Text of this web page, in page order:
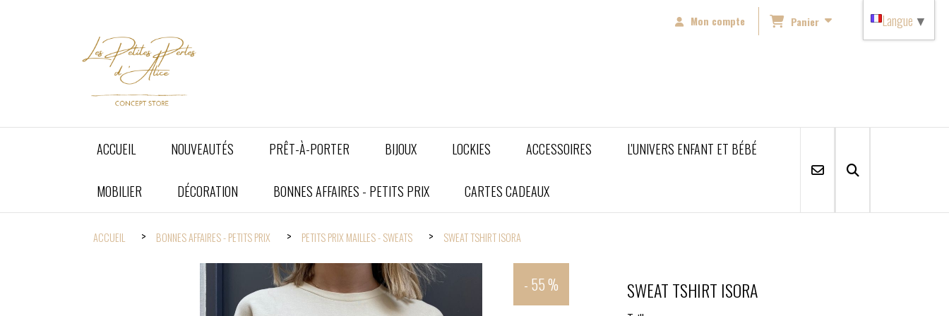
Mon compte Panier
ACCUEIL NOUVEAUTÉS PRÊT-À-PORTER BIJOUX LOCKIES ACCESSOIRES L'UNIVERS ENFANT ET BÉBÉ
MOBILIER DÉCORATION BONNES AFFAIRES - PETITS PRIX CARTES CADEAUX
ACCUEIL BONNES AFFAIRES - PETITS PRIX PETITS PRIX MAILLES - SWEATS SWEAT TSHIRT ISORA
- 55 % SWEAT TSHIRT ISORA
Langue ▼